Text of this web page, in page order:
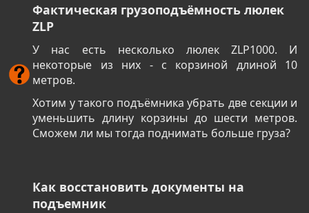
Фактическая грузоподъёмность люлек
ZLP
У нас есть несколько люлек ZLP1000. И
некоторые из них - с корзиной длиной 10
метров.
Хотим у такого подъёмника убрать две секции и
уменьшить длину корзины до шести метров.
Сможем ли мы тогда поднимать больше груза?
Как восстановить документы на
подъемник